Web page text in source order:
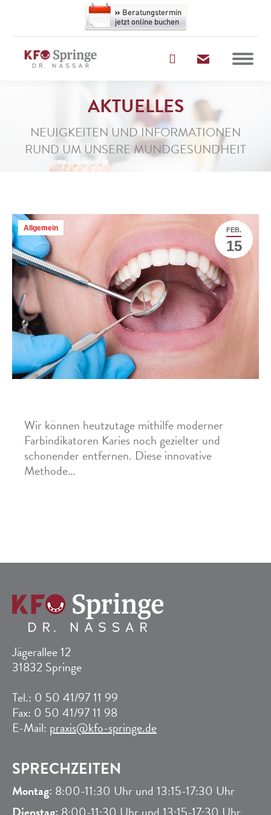
AKTUELLES
NEUIGKEITEN UND INFORMATIONEN
RUND UM UNSERE MUNDGESUNDHEIT
FEB.
15
Allgemein
Wir können heutzutage mithilfe moderner
Farbindikatoren Karies noch gezielter und
schonender entfernen. Diese innovative
Methode…
Jägerallee 12
31832 Springe
Tel.: 0 50 41/97 11 99
Fax: 0 50 41/97 11 98
E-Mail: praxis@kfo-springe.de
SPRECHZEITEN
Montag: 8:00-11:30 Uhr und 13:15-17:30 Uhr